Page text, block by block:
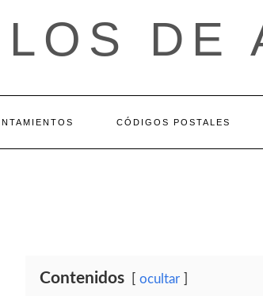
DE
CÓDIGOS POSTALES
Contenidos ocultar